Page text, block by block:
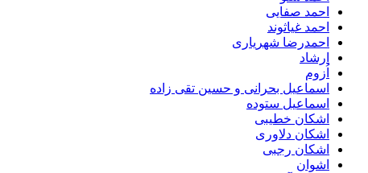
احمد صفایی
احمد غیاثوند
احمدرضا شهریاری
ارشاد
اُزوم
اسماعیل بحرانی و حسین تقی زاده
اسماعیل ستوده
اشکان خطیبی
اشکان دلاوری
اشکان رجبی
اشوان